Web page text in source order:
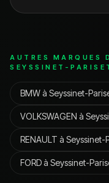
AUTRES MARQUES
SEYSSINET-
BMWà Seyssinet-
VOLKSWAGEN à
RENAULT à Seyssinet-
FORDà Seyssinet-